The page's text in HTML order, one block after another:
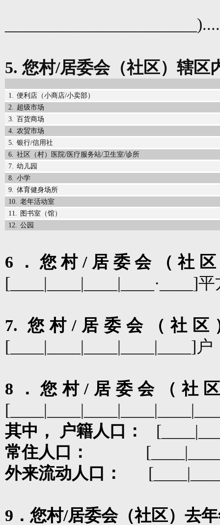
_______________________)
5. 您村/居委会（社区）辖区
1. 便利店（小商店/小卖部）
2.
超级市场
3.
百货商场
4.
农贸市场
5.
银行/信用社
6.
社区（村）医院/医疗服务站/卫生室/诊所
7.
幼儿园
8.
小学
9.
体育健身场所
10.
老年活动室
11.
图书室（馆）
12.
公园
6 ．您村/居委会（社
[____|____|____|____ · ____]平
7.您村/居委会（社区
[____|____|____|____|____] 户
8 ．您村/居委会（社
其中，
户籍人口：
常住人口：
外来流动人口：
9 ．您村/居委会（社区）去